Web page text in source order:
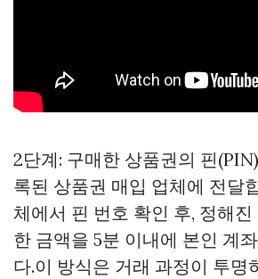
2단계: 구매한 상품권의 핀
록된 상품권 매입 업체에 전달
체에서 핀 번호 확인 후, 정해진
한 금액을 5분 이내에 본인 계
다.이 방식은 거래 과정이 투명